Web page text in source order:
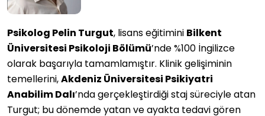
Psikolog Pelin Turgut, lisans eğitimini Bilkent
Üniversitesi Psikoloji Bölümü’nde %100 İngilizce
olarak başarıyla tamamlamıştır. Klinik gelişiminin
temellerini, Akdeniz Üniversitesi Psikiyatri
Anabilim Dalı’nda gerçekleştirdiği staj süreciyle atan
Turgut; bu dönemde yatan ve ayakta tedavi gören